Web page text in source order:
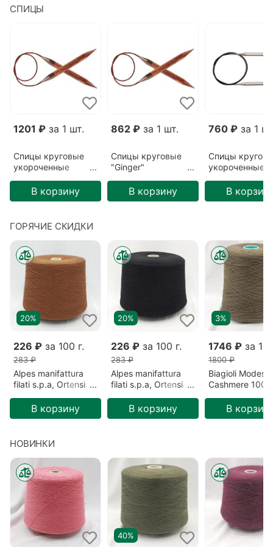
СПИЦЫ
1201 ₽ за 1 шт.
Спицы круговые
укороченные
5,5мм/40см
В корзину
862 ₽ за 1 шт.
Спицы круговые
"Ginger"
В корзину
760 ₽ за 1
Спицы
укороченные
3,75мм/40см
В
ГОРЯЧИЕ СКИДКИ
20%
226 ₽ за 100 г.
283 ₽
Alpes manifattura
filati s.p.a, Ortensia,
Коричневый/Сигара
(2193)
В корзину
20%
226 ₽ за 100 г.
283 ₽
Alpes manifattura
filati s.p.a, Ortensia,
Черный/Безлунная
ночь (00836)
В корзину
3%
1746 ₽ за
1800 ₽
Biagioli
Cashmere
Готика
В
НОВИНКИ
40%